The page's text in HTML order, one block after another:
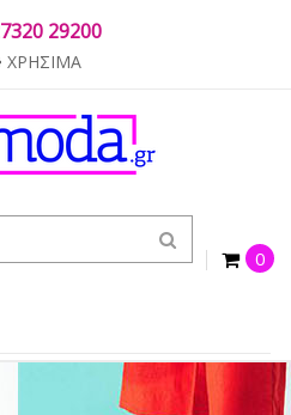
29200
ΧΡΗΣΙΜΑ
0